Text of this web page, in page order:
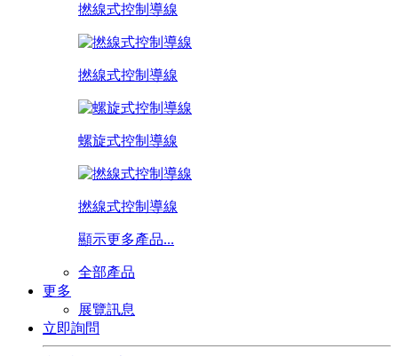
撚線式控制導線
撚線式控制導線
螺旋式控制導線
撚線式控制導線
顯示更多產品...
全部產品
更多
展覽訊息
立即詢問